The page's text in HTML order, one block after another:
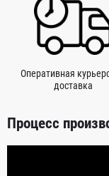
Оперативная
доставка
Процесс